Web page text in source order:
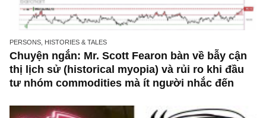
PERSONS, HISTORIES & TALES
Chuyện ngắn: Mr. Scott Fearon bàn về bẫy
tư nhóm commodities mà ít người nhắc đến